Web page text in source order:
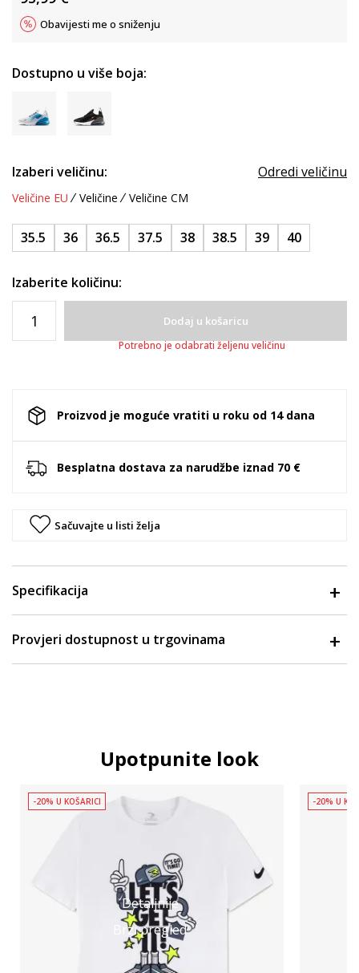
Obavijesti me o sniženju
Dostupno u više boja:
Izaberi veličinu: Odredi veličinu
Veličine EU Veličine Veličine CM
35.5 36 36.5 37.5 38 38.5 39 40
Izaberite količinu:
Dodaj u košaricu
Potrebno je odabrati željenu veličinu
Proizvod je moguće vratiti u roku od 14 dana
Besplatna dostava za narudžbe iznad 70 €
Sačuvajte u listi želja
Specifikacija
Provjeri dostupnost u trgovinama
Upotpunite look
Detaljnije
Brzi pregled
-20% U KOŠARICI -20% U